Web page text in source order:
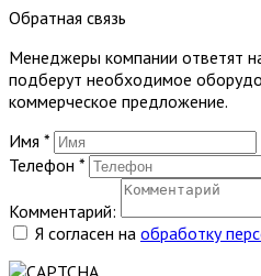
Обратная связь
Менеджеры компании ответят
подберут необходимое
коммерческое предложение.
Имя *
Телефон *
Комментарий:
Я согласен на обработку